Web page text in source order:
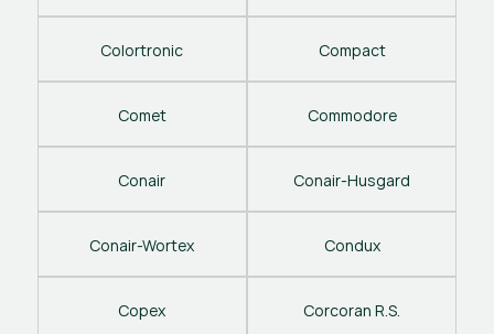
Colortronic Compact
Comet Commodore
Conair Conair-Husgard
Conair-Wortex Condux
Copex Corcoran R.S.